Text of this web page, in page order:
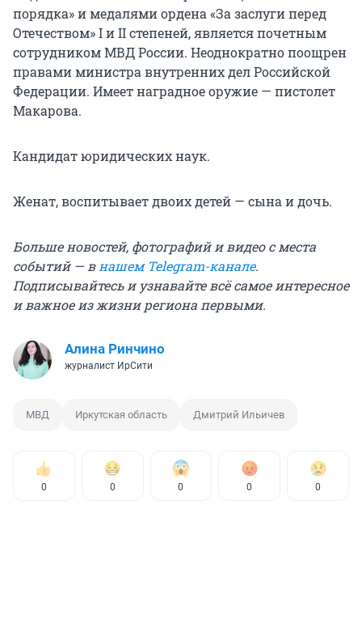
порядка» и медалями ордена «За заслуги перед
Отечеством» I и II степеней, является почетным
сотрудником МВД России. Неоднократно поощрен
правами министра внутренних дел Российской
Федерации. Имеет наградное оружие — пистолет
Макарова.
Кандидат юридических наук.
Женат, воспитывает двоих детей — сына и дочь.
Больше новостей, фотографий и видео с места
событий — внашем Telegram-канале.
Подписывайтесь и узнавайте всё самое интересное
и важное из жизни региона первыми.
Алина Ринчино
журналист ИрСити
МВД Иркутская область Дмитрий Ильичев
0 0 0 0 0